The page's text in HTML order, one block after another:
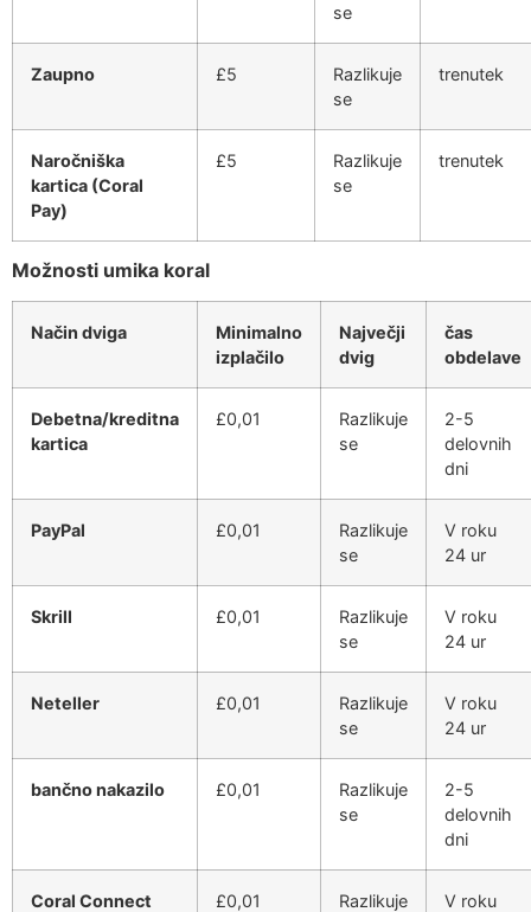
se
Zaupno £5
Razlikuje
se
trenutek
Naročniška
kartica (Coral
Pay)
£5
Razlikuje
se
trenutek
Možnosti umika koral
Način dviga
Minimalno
izplačilo
Največji
dvig
čas
obdelave
Debetna/kreditna
kartica
£0,01
Razlikuje
se
2-5
delovnih
dni
PayPal £0,01
Razlikuje
se
V roku
24 ur
Skrill £0,01
Razlikuje
se
V roku
24 ur
Neteller £0,01
Razlikuje
se
V roku
24 ur
bančno nakazilo £0,01
Razlikuje
se
2-5
delovnih
dni
Coral Connect
£0,01
Razlikuje
V roku